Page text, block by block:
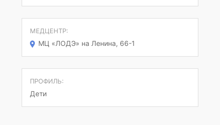
МЕДЦЕНТР:
МЦ «ЛОДЭ» на Ленина, 66-1
ПРОФИЛЬ:
Дети